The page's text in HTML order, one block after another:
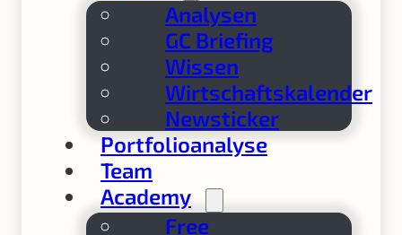
Analysen
GC Briefing
Wissen
Wirtschaftskalender
Newsticker
Portfolioanalyse
Team
Academy
Free